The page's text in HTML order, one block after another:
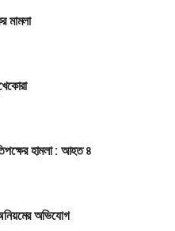
মামলা
হামলা : আহত ৪
অভিযোগ